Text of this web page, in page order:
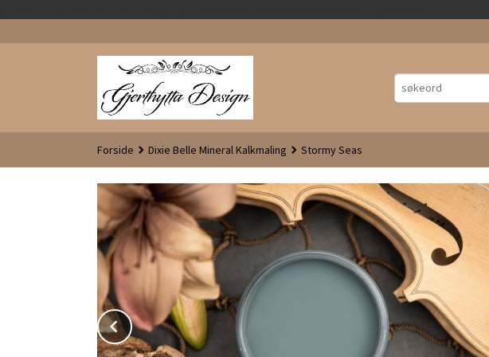
innholdet
Forside Dixie Belle Mineral Kalkmaling Stormy Seas
Prev